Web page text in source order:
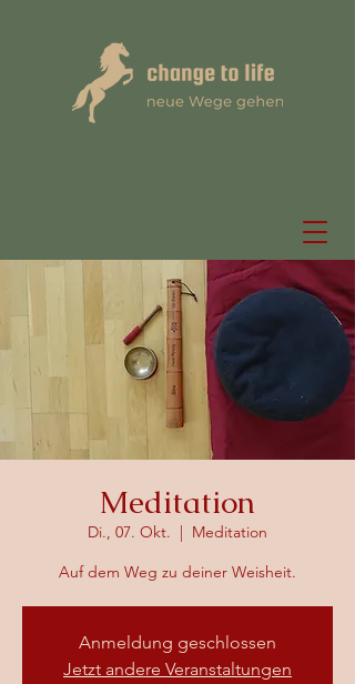
Meditation
Di., 07. Okt.
  |
Meditation
Auf dem Weg zu deiner Weisheit.
Anmeldung geschlossen
Jetzt andere Veranstaltungen